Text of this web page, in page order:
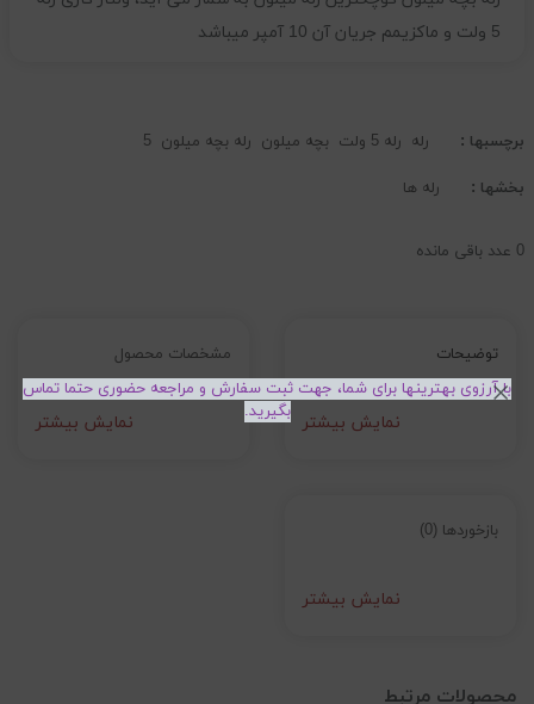
5 ولت و ماکزیمم جریان آن 10 آمپر میباشد
برچسبها : رله رله 5 ولت بچه میلون رله بچه میلون 5
بخشها : رله ها
0 عدد باقی مانده
توضیحات
نمایش بیشتر
مشخصات محصول
نمایش بیشتر
بازخوردها (0)
نمایش بیشتر
محصولات مرتبط
با آرزوی بهترینها برای شما، جهت ثبت سفارش و مراجعه حضوری حتما تماس
بگیرید.